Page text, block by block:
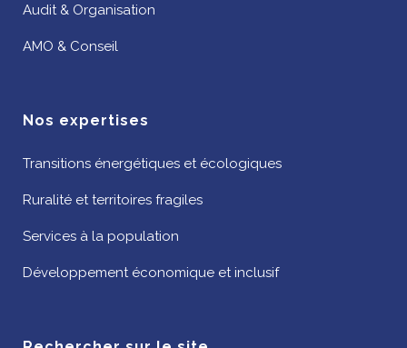
Audit & Organisation
AMO & Conseil
Nos expertises
Transitions énergétiques et écologiques
Ruralité et territoires fragiles
Services à la population
Développement économique et inclusif